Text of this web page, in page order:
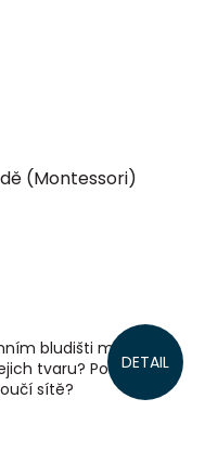
(Montessori)
DETAIL
bludišti maminku?
tvaru? Pomůžeš
sítě?